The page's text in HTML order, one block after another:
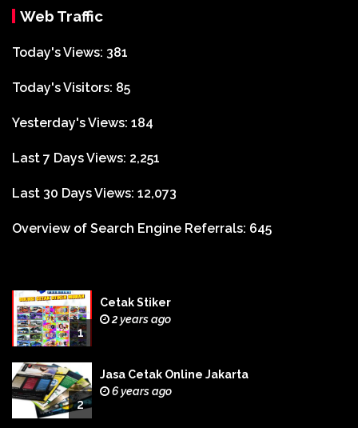
Web Traffic
Today's Views: 381
Today's Visitors: 85
Yesterday's Views: 184
Last 7 Days Views: 2,251
Last 30 Days Views: 12,073
Overview of Search Engine Referrals: 645
1
Cetak Stiker
2 years ago
2
Jasa Cetak Online Jakarta
6 years ago